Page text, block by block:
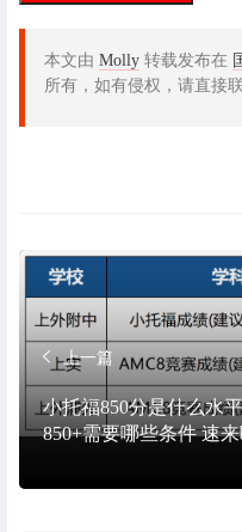
本文由 Molly 转载发布在
所有，如有侵权，请直接
上一篇
小托福850分是什么水
850+需要哪些条件 速